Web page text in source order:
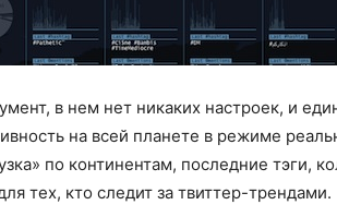
в нем нет никаких настроек, и
на всей планете в режиме
по континентам, последние тэги,
тех, кто следит за твиттер-трендами.